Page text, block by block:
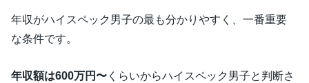
年収がハイスペック男子の最も分かりやすく、一番重要
な条件です。
年収額は600万円〜 くらいからハイスペック男子と判断さ